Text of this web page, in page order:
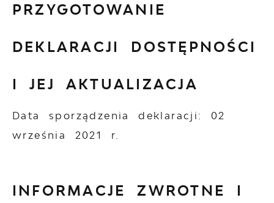
PRZYGOTOWANIE
DEKLARACJI DOSTĘPNOŚCI
I JEJ AKTUALIZACJA
Data sporządzenia deklaracji: 02
września 2021 r.
INFORMACJE ZWROTNE I